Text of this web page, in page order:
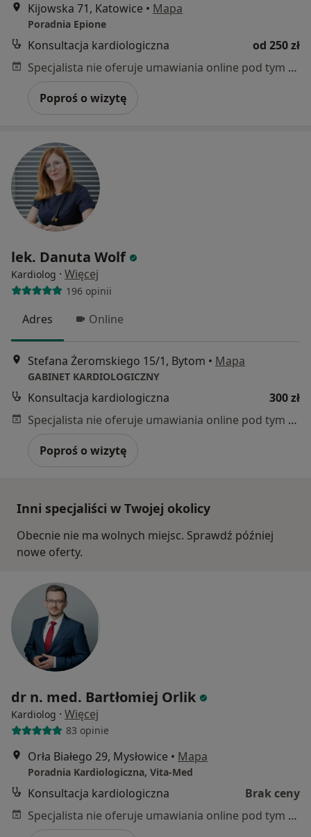
Kijowska 71, Katowice • Mapa
Poradnia Epione
Konsultacja kardiologiczna
od 250 zł
Specjalista nie oferuje umawiania online pod tym adresem.
Poproś o wizytę
lek. Danuta Wolf
Kardiolog · Więcej
196 opinii
Adres Online
Stefana Żeromskiego 15/1, Bytom • Mapa
GABINET KARDIOLOGICZNY
Konsultacja kardiologiczna
300 zł
Specjalista nie oferuje umawiania online pod tym adresem.
Poproś o wizytę
Inni specjaliści w Twojej okolicy
Obecnie nie ma wolnych miejsc. Sprawdź później
nowe oferty.
dr n. med. Bartłomiej Orlik
Kardiolog · Więcej
83 opinie
Orła Białego 29, Mysłowice • Mapa
Poradnia Kardiologiczna, Vita-Med
Konsultacja kardiologiczna
Brak ceny
Specjalista nie oferuje umawiania online pod tym adresem.